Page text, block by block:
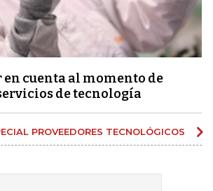
en cuenta al momento de
de tecnología
PROVEEDORES TECNOLÓGICOS